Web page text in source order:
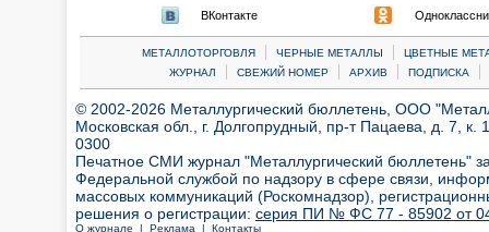
ВКонтакте
МЕТАЛЛОТОРГОВЛЯ | ЧЕРНЫЕ МЕТАЛЛЫ |
ЦВЕТНЫЕ
ЖУРНАЛ
| СВЕЖИЙ НОМЕР | АРХИВ | ПОДПИСКА |
© 2002-2026 Металлургический бюллетень, ООО
Московская обл., г. Долгопрудный, пр-т Пацаева, д. 7,
0300
Печатное СМИ журнал "Металлургический бюллетень"
Федеральной службой по надзору в сфере связи,
массовых коммуникаций (Роскомнадзор),
решения о регистрации: серия ПИ № ФС 77 - 85902 от 04
О журнале | Реклама | Контакты